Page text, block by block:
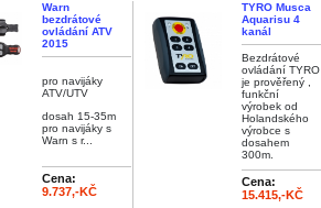
Warn
bezdrátové
ovládání ATV
2015
pro navijáky
ATV/UTV
dosah 15-35m
pro navijáky s
Warn s r...
Cena:
9.737,-KČ
TYRO Musca
Aquarisu 4
kanál
Bezdrátové
ovládání TYRO
je prověřený ,
funkční
výrobek od
Holandského
výrobce s
dosahem
300m.
Cena:
15.415,-KČ